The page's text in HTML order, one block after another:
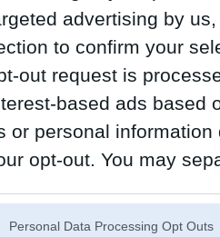
advertising by
to confirm your
out request is
based ads based
or personal
opt-out. You may
Personal Data Processing Opt Outs